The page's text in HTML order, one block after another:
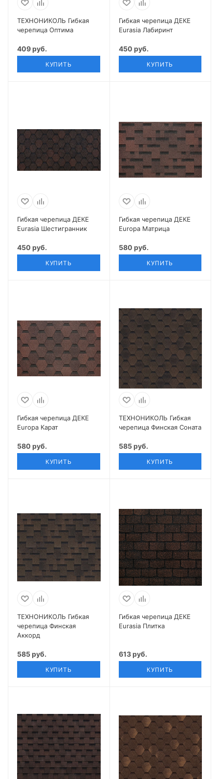
ТЕХНОНИКОЛЬ Гибкая
черепица Оптима
409 руб.
КУПИТЬ
Гибкая черепица ДЕКЕ
Eurasia Лабиринт
450 руб.
КУПИТЬ
Гибкая черепица ДЕКЕ
Eurasia Шестигранник
450 руб.
КУПИТЬ
Гибкая черепица ДЕКЕ
Europa Матрица
580 руб.
КУПИТЬ
Гибкая черепица ДЕКЕ
Europa Карат
580 руб.
КУПИТЬ
ТЕХНОНИКОЛЬ Гибкая
черепица Финская Соната
585 руб.
КУПИТЬ
ТЕХНОНИКОЛЬ Гибкая
черепица Финская
Аккорд
585 руб.
КУПИТЬ
Гибкая черепица ДЕКЕ
Eurasia Плитка
613 руб.
КУПИТЬ